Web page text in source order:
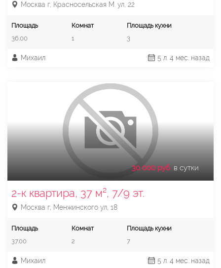
Москва г, Красносельская М. ул, 22
Площадь
36.00
Комнат
1
Площадь кухни
3
Михаил 5 л. 4 мес. назад
30 000 руб. в сутки
2-к квартира, 37 м², 7/9 эт.
Москва г, Менжинского ул, 18
Площадь
37.00
Комнат
2
Площадь кухни
7
Михаил 5 л. 4 мес. назад